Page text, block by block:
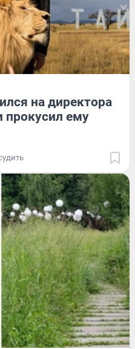
на директора
прокусил ему